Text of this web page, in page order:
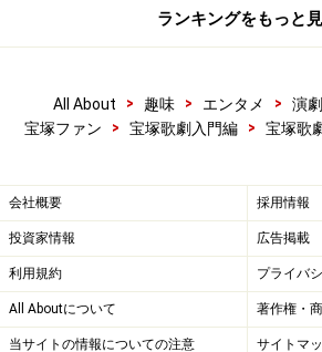
ランキングをもっと
All About > 趣味 > エンタメ > 演
宝塚ファン
> 宝塚歌劇入門編 > 宝塚歌
会社概要 採用情報
投資家情報 広告掲載
利用規約 プライバ
All Aboutについて 著作権・
当サイトの情報についての注意 サイトマ